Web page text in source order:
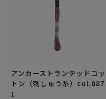
アンカーストランテッドコッ
トン（刺しゅう糸）col.087
1